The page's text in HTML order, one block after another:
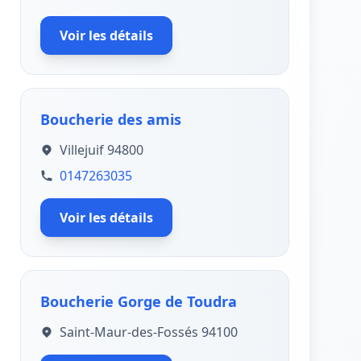
Voir les détails
Boucherie des amis
Villejuif 94800
0147263035
Voir les détails
Boucherie Gorge de Toudra
Saint-Maur-des-Fossés 94100